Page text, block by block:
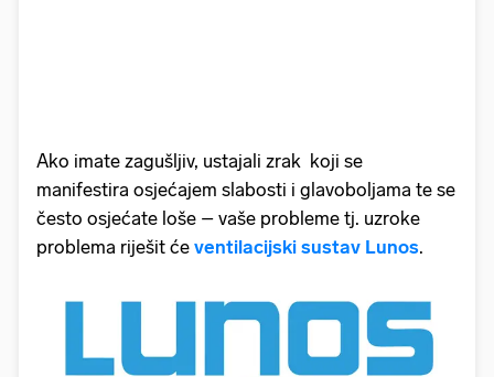
Ako imate zagušljiv, ustajali zrak koji se
manifestira osjećajem slabosti i glavoboljama te se
često osjećate loše – vaše probleme tj. uzroke
problema riješit će ventilacijski sustav Lunos.